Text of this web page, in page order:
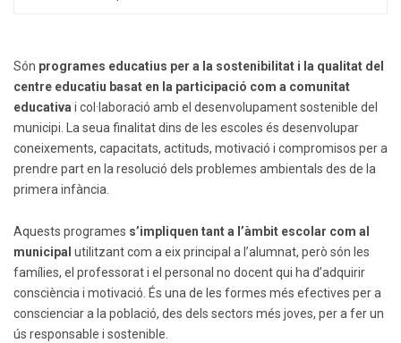
Són programes educatius per a la sostenibilitat i la qualitat del
centre educatiu basat en la participació com a comunitat
educativa i col·laboració amb el desenvolupament sostenible del
municipi. La seua finalitat dins de les escoles és desenvolupar
coneixements, capacitats, actituds, motivació i compromisos per a
prendre part en la resolució dels problemes ambientals des de la
primera infància.
Aquests programes s’impliquen tant a l’àmbit escolar com al
municipal utilitzant com a eix principal a l’alumnat, però són les
famílies, el professorat i el personal no docent qui ha d’adquirir
consciència i motivació. És una de les formes més efectives per a
conscienciar a la població, des dels sectors més joves, per a fer un
ús responsable i sostenible.